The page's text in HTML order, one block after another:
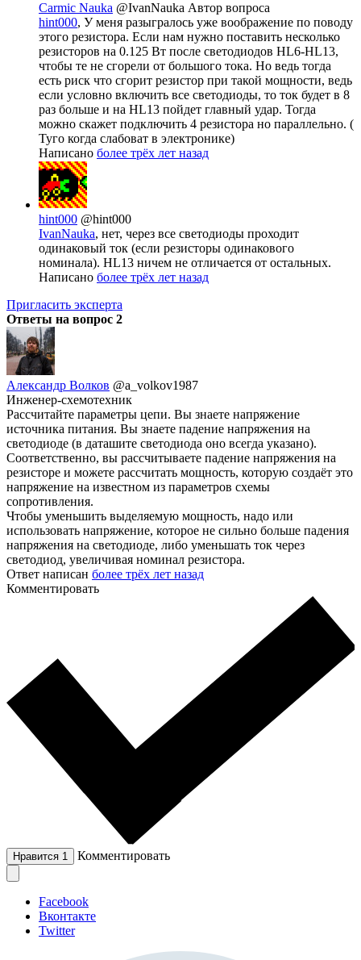
Carmic Nauka @IvanNauka Автор вопроса
hint000, У меня разыгралось уже воображение по поводу
этого резистора. Если нам нужно поставить несколько
резисторов на 0.125 Вт после светодиодов HL6-HL13,
чтобы те не сгорели от большого тока. Но ведь тогда
есть риск что сгорит резистор при такой мощности, ведь
если условно включить все светодиоды, то ток будет в 8
раз больше и на HL13 пойдет главный удар. Тогда
можно скажет подключить 4 резистора но параллельно. (
Туго когда слабоват в электронике)
Написано более трёх лет назад
hint000 @hint000
IvanNauka, нет, через все светодиоды проходит
одинаковый ток (если резисторы одинакового
номинала). HL13 ничем не отличается от остальных.
Написано более трёх лет назад
Пригласить эксперта
Ответы на вопрос 2
Александр Волков @a_volkov1987
Инженер-схемотехник
Рассчитайте параметры цепи. Вы знаете напряжение
источника питания. Вы знаете падение напряжения на
светодиоде (в даташите светодиода оно всегда указано).
Соответственно, вы рассчитываете падение напряжения на
резисторе и можете рассчитать мощность, которую создаёт это
напряжение на известном из параметров схемы
сопротивления.
Чтобы уменьшить выделяемую мощность, надо или
использовать напряжение, которое не сильно больше падения
напряжения на светодиоде, либо уменьшать ток через
светодиод, увеличивая номинал резистора.
Ответ написан более трёх лет назад
Комментировать
Нравится 1 Комментировать
Facebook
Вконтакте
Twitter